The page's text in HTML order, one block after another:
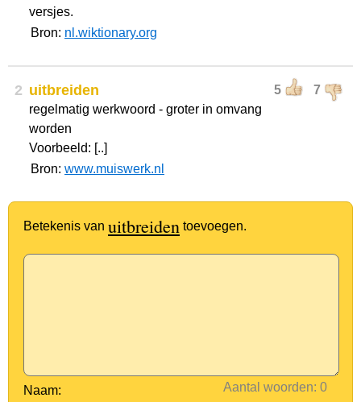
versjes.
Bron: nl.wiktionary.org
2 5 7
uitbreiden
regelmatig werkwoord - groter in omvang
worden
Voorbeeld: [..]
Bron: www.muiswerk.nl
Betekenis van uitbreiden toevoegen.
Aantal woorden:
Naam: